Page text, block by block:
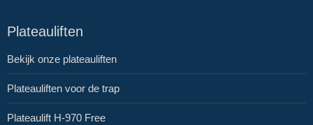
Plateauliften
Bekijk onze plateauliften
Plateauliften voor de trap
Plateaulift H-970 Free